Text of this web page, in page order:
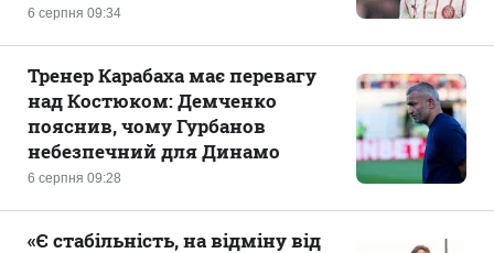
6 серпня 09:34
6 серпня 09:28
Тренер Карабаха має перевагу
над Костюком: Демченко
пояснив, чому Гурбанов
небезпечний для Динамо
«Є стабільність, на відміну від